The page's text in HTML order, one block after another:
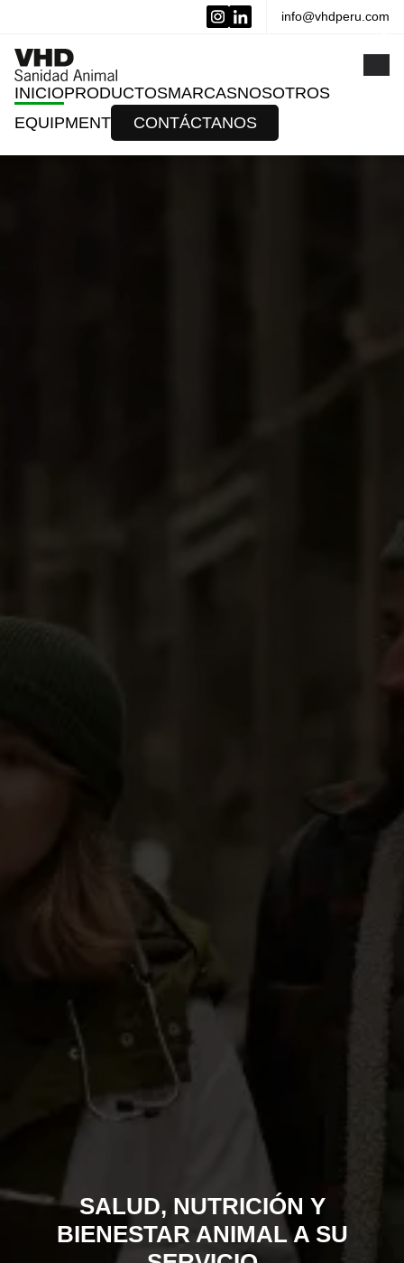
info@vhdperu.com
INICIOPRODUCTOSMARCASNOSOTROS
EQUIPMENT
CONTÁCTANOS
SALUD, NUTRICIÓN Y
BIENESTAR ANIMAL A SU